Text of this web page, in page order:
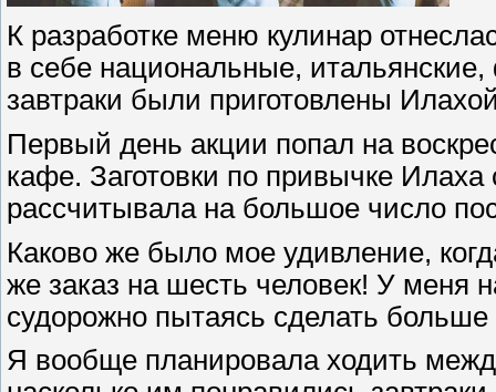
К разработке меню кулинар
в себе национальные,
завтраки были приготовлены
Первый день акции попал на
кафе. Заготовки по привычке Илаха
рассчитывала на большое число
Каково же было мое удивление,
же заказ на шесть человек! У меня
судорожно пытаясь сделать больше
Я вообще планировала ходить